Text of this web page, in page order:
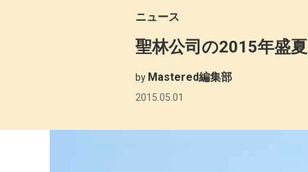
ニュース
聖林公司の2015年盛
by Mastered編集部
2015.05.01